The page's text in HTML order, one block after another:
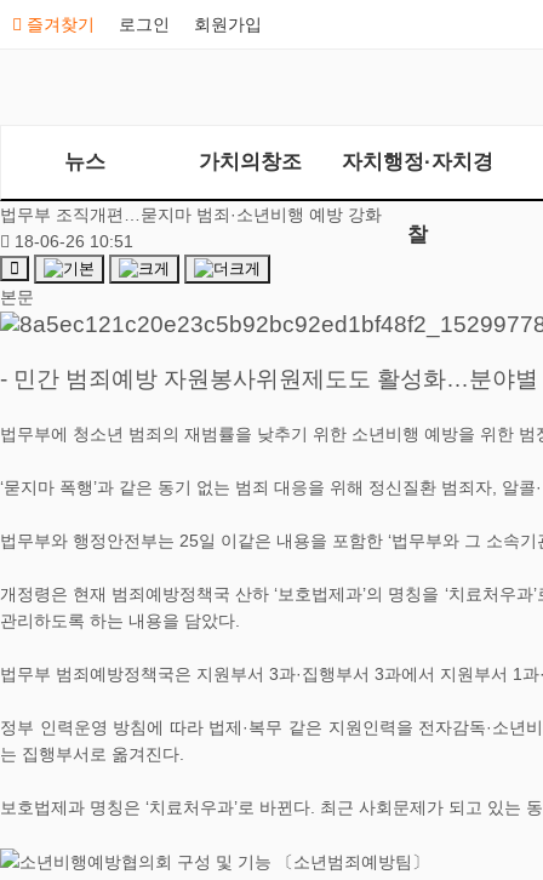
즐겨찾기 로그인 회원가입
뉴스 가치의창조 자치행정·자치경
찰
법무부 조직개편…묻지마 범죄·소년비행 예방 강화
18-06-26 10:51
본문
- 민간 범죄예방 자원봉사위원제도도 활성화…분야별
법무부에 청소년 범죄의 재범률을 낮추기 위한 소년비행 예방을 위한
‘묻지마 폭행’과 같은 동기 없는 범죄 대응을 위해 정신질환 범죄자, 알
법무부와 행정안전부는 25일 이같은 내용을 포함한 ‘법무부와 그 소속
개정령은 현재 범죄예방정책국 산하 ‘보호법제과’의 명칭을 ‘치료처우
관리하도록 하는 내용을 담았다.
법무부 범죄예방정책국은 지원부서 3과·집행부서 3과에서 지원부서 1
정부 인력운영 방침에 따라 법제·복무 같은 지원인력을 전자감독·소
는 집행부서로 옮겨진다.
보호법제과 명칭은 ‘치료처우과’로 바뀐다. 최근 사회문제가 되고 있는